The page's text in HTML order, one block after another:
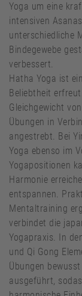
Yoga um eine
intensiven
unterschiedliche
Bindegewebe
verbessert.
Hatha Yoga ist
Beliebtheit
Gleichgewicht
Übungen in
angestrebt. Bei
Yoga ebenso im
Yogapositionen
Harmonie
entspannen.
Mentaltraining
verbindet die
Yogapraxis. In
und Qi Gong
Übungen
ausgeführt,